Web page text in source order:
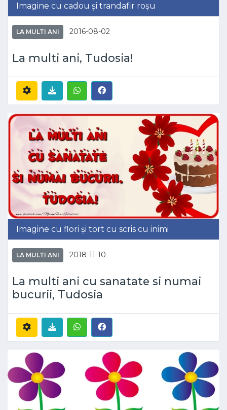
Imagine cu cadou și trandafir roșu
LA MULTI ANI 2016-08-02
La multi ani, Tudosia!
Imagine cu flori și tort cu scris cu inimi
LA MULTI ANI 2018-11-10
La multi ani cu sanatate si numai
bucurii, Tudosia